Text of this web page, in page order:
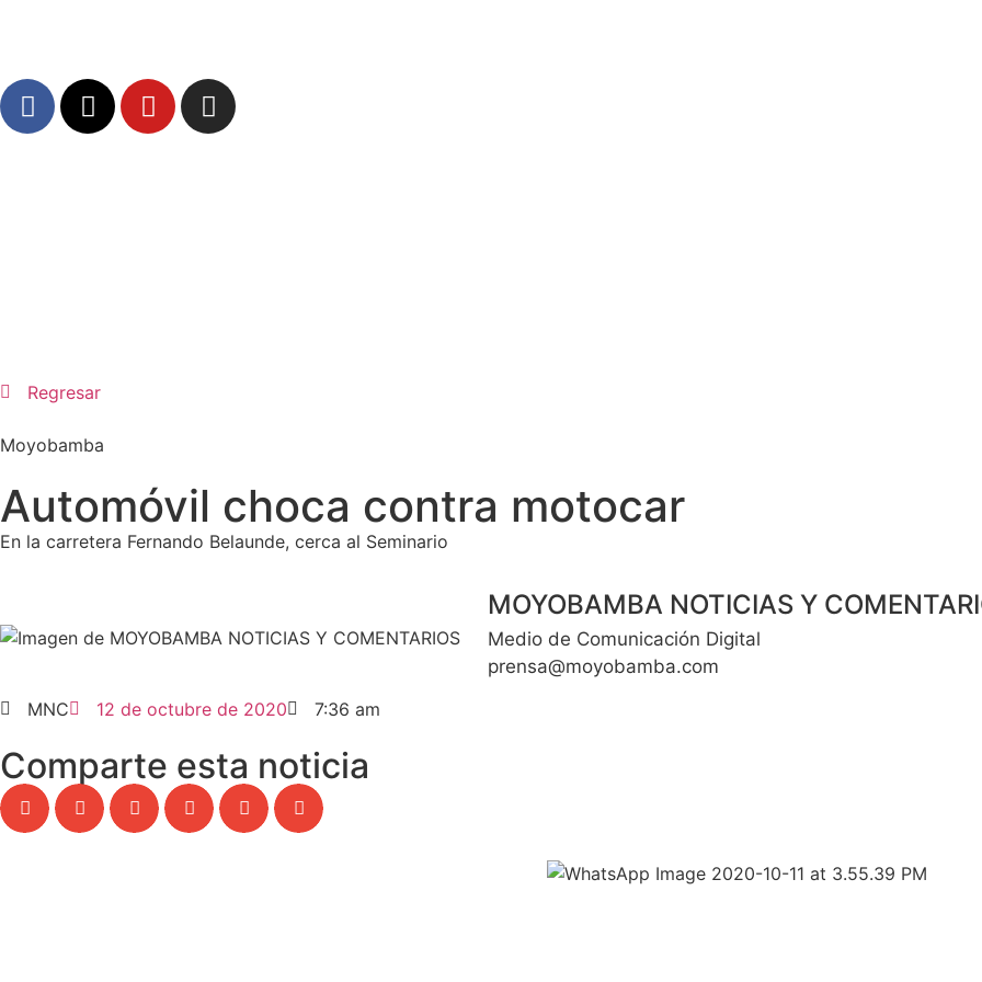
Regresar
Moyobamba
Automóvil choca contra motocar
En la carretera Fernando Belaunde, cerca al Seminario
MOYOBAMBA NOTICIAS Y
Medio de Comunicación Digital
prensa@moyobamba.com
MNC
12 de octubre de 2020 7:36 am
Comparte esta noticia